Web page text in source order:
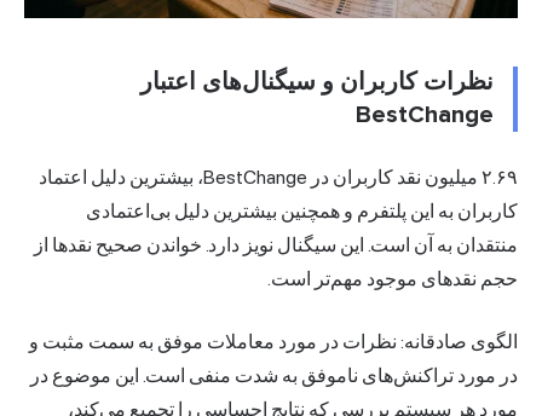
نظرات کاربران و سیگنال‌های اعتبار
BestChange
۲.۶۹ میلیون نقد کاربران در BestChange، بیشترین دلیل اعتماد
کاربران به این پلتفرم و همچنین بیشترین دلیل بی‌اعتمادی
منتقدان به آن است. این سیگنال نویز دارد. خواندن صحیح نقدها از
حجم نقدهای موجود مهم‌تر است.
الگوی صادقانه: نظرات در مورد معاملات موفق به سمت مثبت و
در مورد تراکنش‌های ناموفق به شدت منفی است. این موضوع در
مورد هر سیستم بررسی که نتایج احساسی را تجمیع می‌کند،